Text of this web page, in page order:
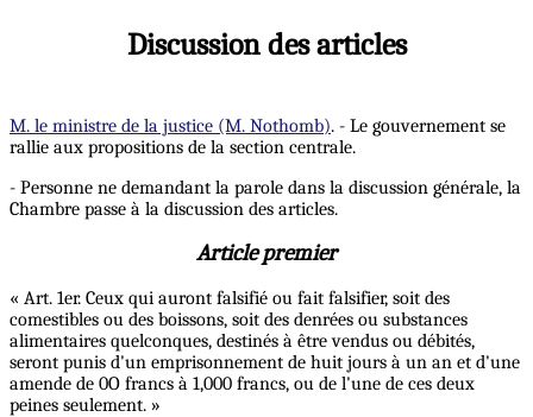
Discussion des articles
M. le ministre de la justice (M. Nothomb). - Le gouvernement se
rallie aux propositions de la section centrale.
- Personne ne demandant la parole dans la discussion générale, la
Chambre passe à la discussion des articles.
Article premier
« Art. 1er. Ceux qui auront falsifié ou fait falsifier, soit des
comestibles ou des boissons, soit des denrées ou substances
alimentaires quelconques, destinés à être vendus ou débités,
seront punis d'un emprisonnement de huit jours à un an et d'une
amende de 0O francs à 1,000 francs, ou de l'une de ces deux
peines seulement. »